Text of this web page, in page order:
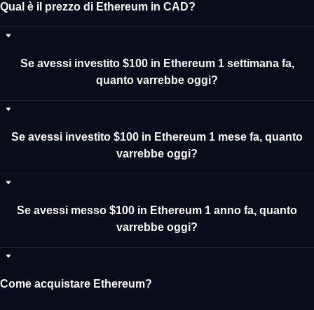
Qual è il prezzo di Ethereum in CAD?
Se avessi investito $100 in Ethereum 1 settimana fa,
quanto varrebbe oggi?
Se avessi investito $100 in Ethereum 1 mese fa, quanto
varrebbe oggi?
Se avessi messo $100 in Ethereum 1 anno fa, quanto
varrebbe oggi?
Come acquistare Ethereum?